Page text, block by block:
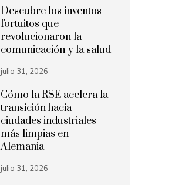
Descubre los inventos
fortuitos que
revolucionaron la
comunicación y la salud
julio 31, 2026
Cómo la RSE acelera la
transición hacia
ciudades industriales
más limpias en
Alemania
julio 31, 2026